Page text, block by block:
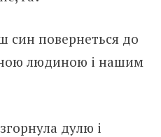
син повернеться до
людиною і нашим
дyлю і